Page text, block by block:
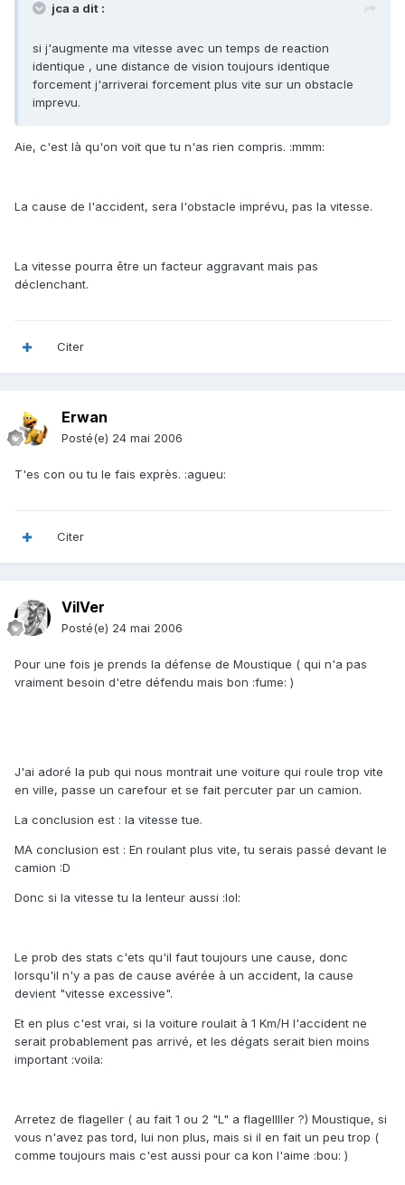
jca a dit :
si j'augmente ma vitesse avec un temps de reaction
identique , une distance de vision toujours identique
forcement j'arriverai forcement plus vite sur un obstacle
imprevu.
Aie, c'est là qu'on voit que tu n'as rien compris. :mmm:
La cause de l'accident, sera l'obstacle imprévu, pas la vitesse.
La vitesse pourra être un facteur aggravant mais pas
déclenchant.
Citer
Erwan
Posté(e) 24 mai 2006
T'es con ou tu le fais exprès. :agueu:
Citer
VilVer
Posté(e) 24 mai 2006
Pour une fois je prends la défense de Moustique ( qui n'a pas
vraiment besoin d'etre défendu mais bon :fume: )
J'ai adoré la pub qui nous montrait une voiture qui roule trop vite
en ville, passe un carefour et se fait percuter par un camion.
La conclusion est : la vitesse tue.
MA conclusion est : En roulant plus vite, tu serais passé devant le
camion :D
Donc si la vitesse tu la lenteur aussi :lol:
Le prob des stats c'ets qu'il faut toujours une cause, donc
lorsqu'il n'y a pas de cause avérée à un accident, la cause
devient "vitesse excessive".
Et en plus c'est vrai, si la voiture roulait à 1 Km/H l'accident ne
serait probablement pas arrivé, et les dégats serait bien moins
important :voila:
Arretez de flageller ( au fait 1 ou 2 "L" a flagellller ?) Moustique, si
vous n'avez pas tord, lui non plus, mais si il en fait un peu trop (
comme toujours mais c'est aussi pour ca kon l'aime :bou: )